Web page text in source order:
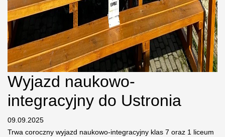
Wyjazd naukowo-
integracyjny do Ustronia
09.09.2025
Trwa coroczny wyjazd naukowo-integracyjny klas 7 oraz 1 liceum